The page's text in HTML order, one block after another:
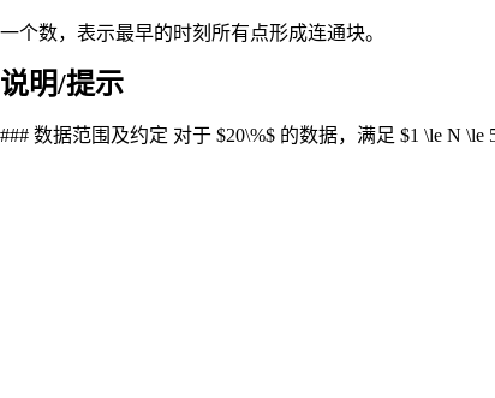
一个数，表示最早的时刻所有点形成连通块。
说明/提示
### 数据范围及约定 对于 $20\%$ 的数据，满足 $1 \le N \le